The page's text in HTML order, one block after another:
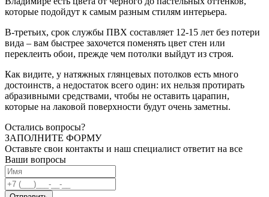
которые подойдут к самым разным стилям интерьера.
В-третьих, срок службы ПВХ составляет 12-15 лет без потери
вида – вам быстрее захочется поменять цвет стен или
переклеить обои, прежде чем потолки выйдут из строя.
Как видите, у натяжных глянцевых потолков есть много
достоинств, а недостаток всего один: их нельзя протирать
абразивными средствами, чтобы не оставить царапин,
которые на лаковой поверхности будут очень заметны.
Остались вопросы?
ЗАПОЛНИТЕ ФОРМУ
Оставьте свои контакты и наш специалист ответит на все
Ваши вопросы